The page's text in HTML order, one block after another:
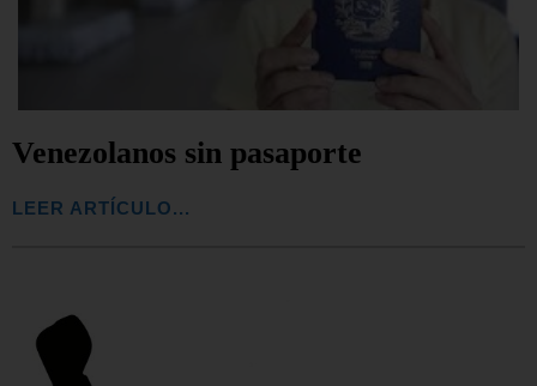
Venezolanos sin pasaporte
LEER ARTÍCULO...